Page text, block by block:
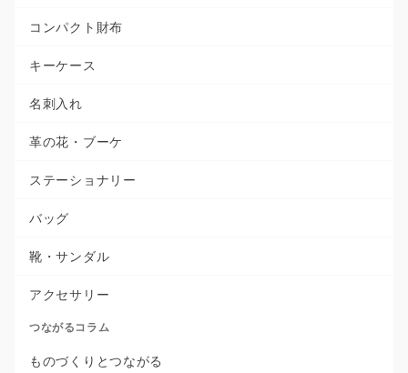
コンパクト財布
キーケース
名刺入れ
革の花・ブーケ
ステーショナリー
バッグ
靴・サンダル
アクセサリー
つながるコラム
ものづくりとつながる